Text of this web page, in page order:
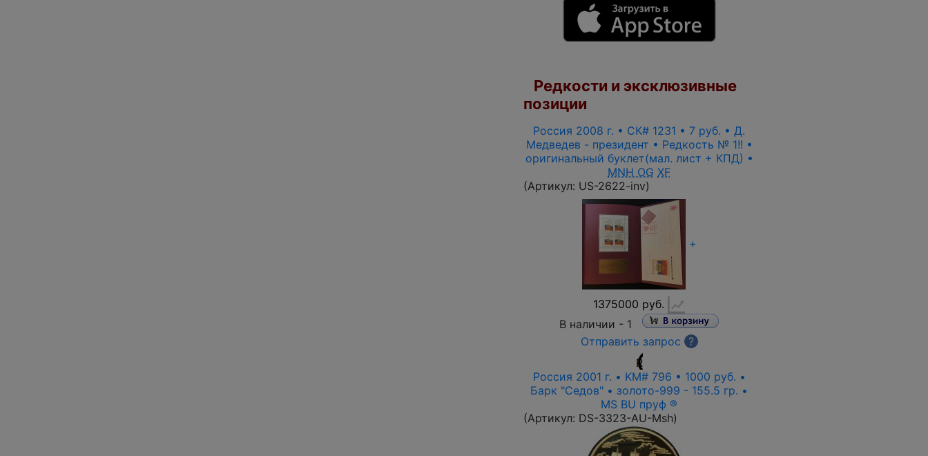
Редкости и эксклюзивные
позиции
Россия 2008 г. • СК# 1231 • 7 руб. • Д.
Медведев - президент • Редкость № 1!! •
оригинальный буклет(мал. лист + КПД) •
MNH OG XF
(Артикул: US-2622-inv)
+
1375000 руб.
В наличии - 1
Отправить запрос
?
R
Россия 2001 г. • KM# 796 • 1000 руб. •
Барк "Седов" • золото-999 - 155.5 гр. •
MS BU пруф ®
(Артикул: DS-3323-AU-Msh)